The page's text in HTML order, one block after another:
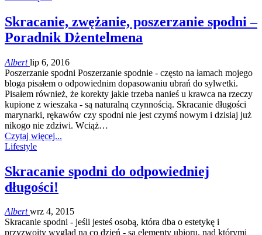
Skracanie, zwężanie, poszerzanie spodni –
Poradnik Dżentelmena
Albertlip 6, 2016
Poszerzanie spodni Poszerzanie spodnie - często na łamach mojego
bloga pisałem o odpowiednim dopasowaniu ubrań do sylwetki.
Pisałem również, że korekty jakie trzeba nanieś u krawca na rzeczy
kupione z wieszaka - są naturalną czynnością. Skracanie długości
marynarki, rękawów czy spodni nie jest czymś nowym i dzisiaj już
nikogo nie zdziwi. Wciąż…
Czytaj więcej...
Lifestyle
Skracanie spodni do odpowiedniej
długości!
Albertwrz 4, 2015
Skracanie spodni - jeśli jesteś osobą, która dba o estetykę i
przyzwoity wygląd na co dzień - są elementy ubioru, nad którymi